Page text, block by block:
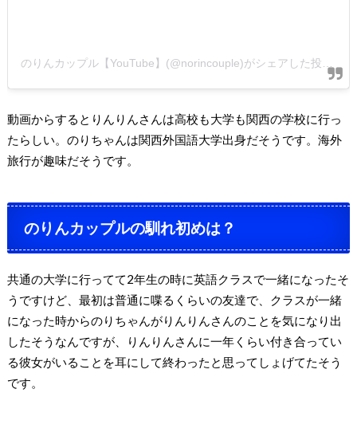
動画からするとりんりんさんは高校も大学も関西の学校に行っ
たらしい。のりちゃんは関西外国語大学出身だそうです。海外
旅行が趣味だそうです。
のりんカップルの馴れ初めは？
共通の大学に行ってて2年生の時に英語クラスで一緒になったそ
うですけど、最初は普通に喋るくらいの友達で、クラスが一緒
になった時からのりちゃんがりんりんさんのことを気になり出
したそうなんですが、りんりんさんに一年くらい付き合ってい
る彼女がいることを耳にして終わったと思ってしょげてたそう
です。